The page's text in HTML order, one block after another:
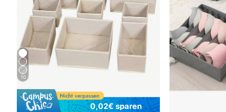
10
0,02€ sparen